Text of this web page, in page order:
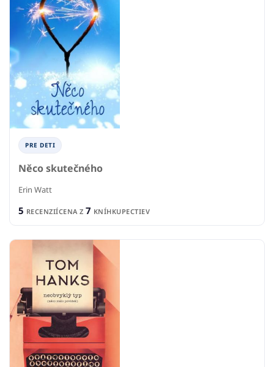
PRE DETI
Něco skutečného
Erin Watt
5 RECENZIÍCENA Z 7 KNÍHKUPECTIEV